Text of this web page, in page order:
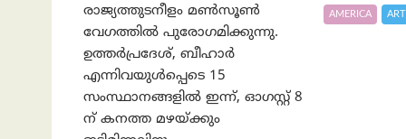
രാജ്യത്തുടനീളം മൺസൂൺ
വേഗത്തിൽ പുരോഗമിക്കുന്നു.
ഉത്തർപ്രദേശ്, ബീഹാർ
എന്നിവയുൾപ്പെടെ 15
സംസ്ഥാനങ്ങളിൽ ഇന്ന്, ഓഗസ്റ്റ് 8
ന് കനത്ത മഴയ്ക്കും
AMERICA